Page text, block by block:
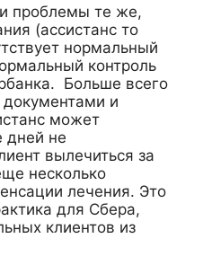
проблемы те же,
(ассистанс то
нормальный
контроль
Больше всего
документами и
может
дней не
вылечиться за
несколько
лечения. Это
для Сбера,
клиентов из